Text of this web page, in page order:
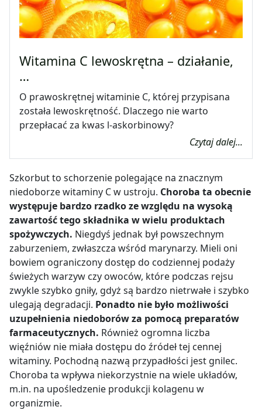
Witamina C lewoskrętna – działanie,
…
O prawoskrętnej witaminie C, której przypisana
została lewoskrętność. Dlaczego nie warto
przepłacać za kwas l-askorbinowy?
Czytaj dalej...
Szkorbut to schorzenie polegające na znacznym
niedoborze witaminy C w ustroju. Choroba ta obecnie
występuje bardzo rzadko ze względu na wysoką
zawartość tego składnika w wielu produktach
spożywczych. Niegdyś jednak był powszechnym
zaburzeniem, zwłaszcza wśród marynarzy. Mieli oni
bowiem ograniczony dostęp do codziennej podaży
świeżych warzyw czy owoców, które podczas rejsu
zwykle szybko gniły, gdyż są bardzo nietrwałe i szybko
ulegają degradacji. Ponadto nie było możliwości
uzupełnienia niedoborów za pomocą preparatów
farmaceutycznych. Również ogromna liczba
więźniów nie miała dostępu do źródeł tej cennej
witaminy. Pochodną nazwą przypadłości jest gnilec.
Choroba ta wpływa niekorzystnie na wiele układów,
m.in. na upośledzenie produkcji kolagenu w
organizmie.